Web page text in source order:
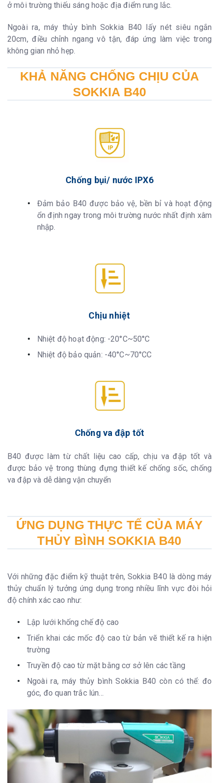
ở môi trường thiếu sáng hoặc địa điểm rung lắc.
Ngoài ra, máy thủy bình Sokkia B40 lấy nét siêu ngắn
20cm, điều chỉnh ngang vô tận, đáp ứng làm việc trong
không gian nhỏ hẹp.
KHẢ NĂNG CHỐNG CHỊU CỦA
SOKKIA B40
Chống bụi/ nước IPX6
Đảm bảo B40 được bảo vệ, bền bỉ và hoạt động
ổn định ngay trong môi trường nước nhất định xâm
nhập.
Chịu nhiệt
Nhiệt độ hoạt động: -20°C~50°C
Nhiệt độ bảo quản: -40°C~70°CC
Chống va đập tốt
B40 được làm từ chất liệu cao cấp, chịu va đập tốt và
được bảo vệ trong thùng đựng thiết kế chống sốc, chống
va đập và dễ dàng vận chuyển
ỨNG DỤNG THỰC TẾ CỦA MÁY
THỦY BÌNH SOKKIA B40
Với những đặc điểm kỹ thuật trên, Sokkia B40 là dòng máy
thủy chuẩn lý tưởng ứng dụng trong nhiều lĩnh vực đòi hỏi
độ chính xác cao như:
Lập lưới khống chế độ cao
Triển khai các mốc độ cao từ bản vẽ thiết kế ra hiện
trường
Truyền độ cao từ mặt bằng cơ sở lên các tầng
Ngoài ra, máy thủy bình Sokkia B40 còn có thể: đo
góc, đo quan trắc lún…